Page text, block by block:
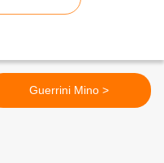
Guerrini Mino >